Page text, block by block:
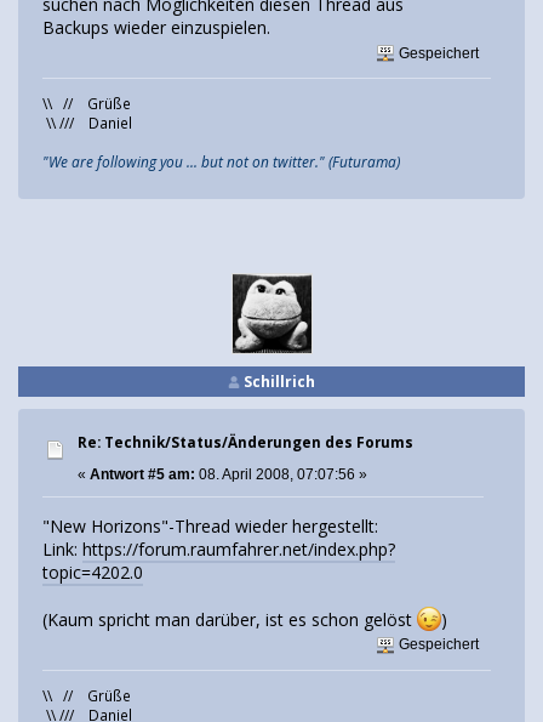
Backups wieder einzuspielen.
Gespeichert
\\ // Grüße
\\ /// Daniel
"We are following you ... but not on twitter." (Futurama)
Schillrich
Re: Technik/Status/Änderungen des Forums
« Antwort #5 am: 08. April 2008, 07:07:56 »
"New Horizons"-Thread wieder hergestellt:
Link: https://forum.raumfahrer.net/index.php?
topic=4202.0
(Kaum spricht man darüber, ist es schon gelöst )
Gespeichert
\\ // Grüße
\\ /// Daniel